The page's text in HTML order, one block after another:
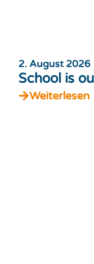
2. August 2026
School is
Weiterlesen